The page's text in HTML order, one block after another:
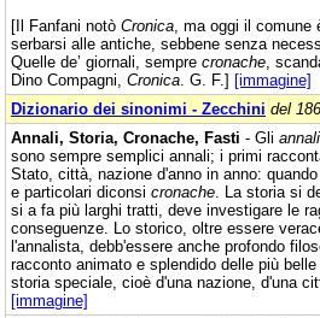
[Il Fanfani notò Cronica , ma oggi il comune
serbarsi alle antiche, sebbene senza
Quelle de’ giornali, sempre cronache ,
Dino Compagni, Cronica . G. F.] [immagine]
Dizionario dei sinonimi - Zecchini del
Annali, Storia, Cronache, Fasti - Gli annali
sono sempre semplici annali; i primi
Stato, città, nazione d'anno in anno:
e particolari diconsi cronache . La storia si
si a fa più larghi tratti, deve investigare le
conseguenze. Lo storico, oltre essere
l'annalista, debb'essere anche profondo
racconto animato e splendido delle più
storia speciale, cioè d'una nazione, d'una
[immagine]